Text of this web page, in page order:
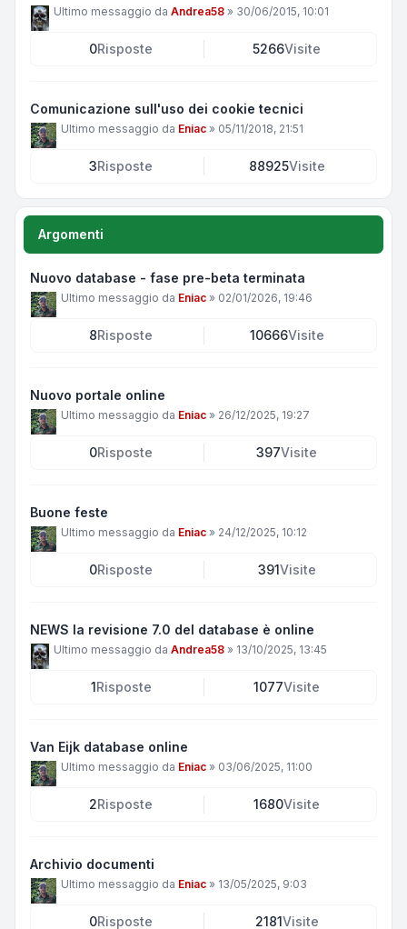
Ultimo messaggio da Andrea58 » 30/06/2015, 10:01
0Risposte 5266Visite
Comunicazione sull'uso dei cookie tecnici
Ultimo messaggio da Eniac » 05/11/2018, 21:51
3Risposte 88925Visite
Argomenti
Nuovo database - fase pre-beta terminata
Ultimo messaggio da Eniac » 02/01/2026, 19:46
8Risposte 10666Visite
Nuovo portale online
Ultimo messaggio da Eniac » 26/12/2025, 19:27
0Risposte 397Visite
Buone feste
Ultimo messaggio da Eniac » 24/12/2025, 10:12
0Risposte 391Visite
NEWS la revisione 7.0 del database è online
Ultimo messaggio da Andrea58 » 13/10/2025, 13:45
1Risposte 1077Visite
Van Eijk database online
Ultimo messaggio da Eniac » 03/06/2025, 11:00
2Risposte 1680Visite
Archivio documenti
Ultimo messaggio da Eniac » 13/05/2025, 9:03
0Risposte 2181Visite